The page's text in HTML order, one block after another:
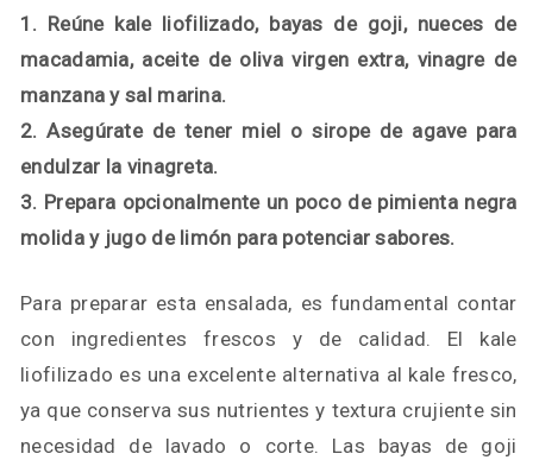
1. Reúne kale liofilizado, bayas de goji, nueces de
macadamia, aceite de oliva virgen extra, vinagre de
manzana y sal marina.
2. Asegúrate de tener miel o sirope de agave para
endulzar la vinagreta.
3. Prepara opcionalmente un poco de pimienta negra
molida y jugo de limón para potenciar sabores.
Para preparar esta ensalada, es fundamental contar
con ingredientes frescos y de calidad. El kale
liofilizado es una excelente alternativa al kale fresco,
ya que conserva sus nutrientes y textura crujiente sin
necesidad de lavado o corte. Las bayas de goji